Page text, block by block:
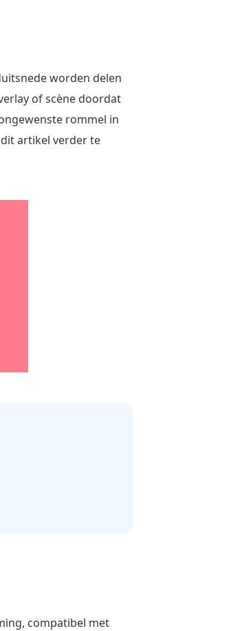
worden delen
of scène doordat
rommel in
artikel verder te
compatibel met